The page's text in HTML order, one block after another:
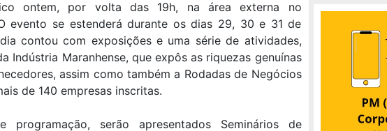
ontem, por volta das 19h, na área externa no
evento se estenderá durante os dias 29, 30 e 31 de
contou com exposições e uma série de atividades,
Indústria Maranhense, que expôs as riquezas genuínas
assim como também a Rodadas de Negócios
de 140 empresas inscritas.
programação, serão apresentados Seminários de